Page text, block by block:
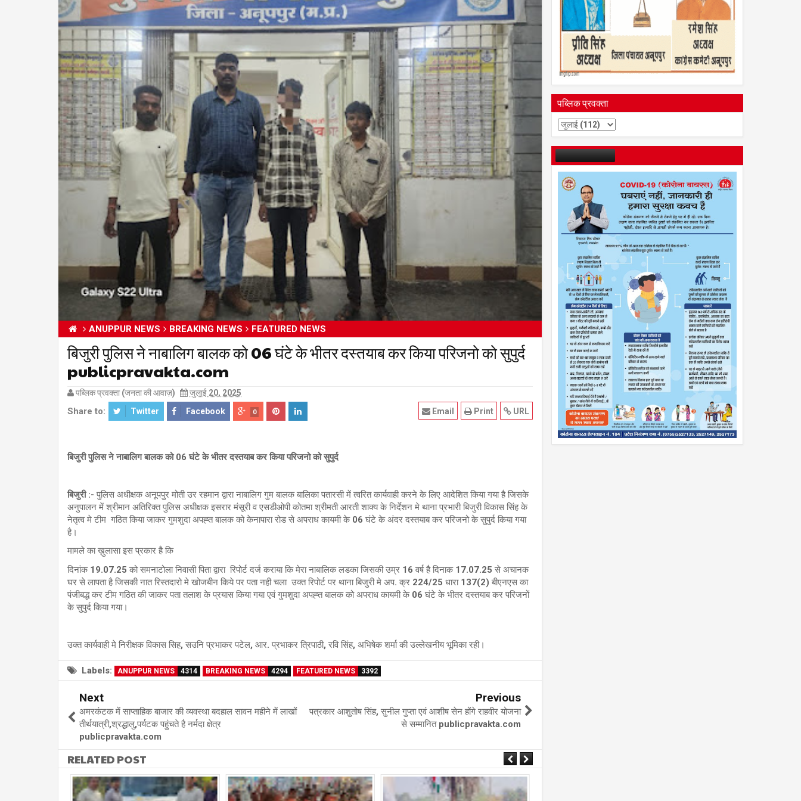
ANUPPUR NEWS BREAKING NEWS FEATURED NEWS
बिजुरी पुलिस ने नाबालिग बालक को 06 घंटे के भीतर दस्तयाब कर किया परिजनो को सुपुर्द
publicpravakta.com
पब्लिक प्रवक्ता (जनता की आवाज़) जुलाई 20, 2025
Share to: Twitter Facebook 0 URL
Print
Email
बिजुरी पुलिस ने नाबालिग बालक को 06 घंटे के भीतर दस्तयाब कर किया परिजनो को सुपुर्द
बिजुरी :- पुलिस अधीक्षक अनूपपुर मोती उर रहमान द्वारा नाबालिग गुम बालक बालिका पतारसी में त्वरित कार्यवाही करने के लिए आदेशित किया गया है जिसके
अनुपालन में श्रीमान अतिरिक्त पुलिस अधीक्षक इसरार मंसूरी व एसडीओपी कोतमा श्रीमती आरती शाक्य के निर्देशन मे थाना प्रभारी बिजुरी विकास सिंह के
नेतृत्व मे टीम गठित किया जाकर गुमशुदा अपह्त बालक को केनापारा रोड से अपराध कायमी के 06 घंटे के अंदर दस्तयाब कर परिजनो के सुपुर्द किया गया
है।
मामले का ख़ुलासा इस प्रकार है कि
दिनांक 19.07.25 को समनाटोला निवासी पिता द्वारा रिपोर्ट दर्ज कराया कि मेरा नाबालिक लडका जिसकी उम्र 16 वर्ष है दिनाक 17.07.25 से अचानक
घर से लापता है जिसकी नात रिस्तदारो मे खोजबीन किये पर पता नही चला उक्त रिपोर्ट पर थाना बिजुरी मे अप. क्र 224/25 धारा 137(2) बीएनएस का
पंजीबद्ध कर टीम गठित की जाकर पता तलाश के प्रयास किया गया एवं गुमशुदा अपह्त बालक को अपराध कायमी के 06 घंटे के भीतर दस्तयाब कर परिजनों
के सुपुर्द किया गया।
उक्त कार्यवाही मे निरीक्षक विकास सिह, सउनि प्रभाकर पटेल, आर. प्रभाकर त्रिपाठी, रवि सिंह, अभिषेक शर्मा की उल्लेखनीय भूमिका रही।
Labels: ANUPPUR NEWS 4314 BREAKING NEWS 4294 FEATURED NEWS 3392
Next
अमरकंटक में साप्ताहिक बाजार की व्यवस्था बदहाल सावन महीने में लाखों
तीर्थयात्री,श्रद्धालु,पर्यटक पहुंचते है नर्मदा क्षेत्र
publicpravakta.com
Previous
पत्रकार आशुतोष सिंह, सुनील गुप्ता एवं आशीष सेन होंगे राहवीर योजना
से सम्मानित publicpravakta.com
RELATED POST
पब्लिक प्रवक्ता